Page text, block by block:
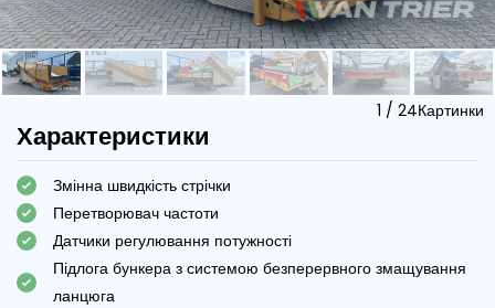
1 / 24Картинки
Характеристики
Змінна швидкість стрічки
Перетворювач частоти
Датчики регулювання потужності
Підлога бункера з системою безперервного змащування
ланцюга